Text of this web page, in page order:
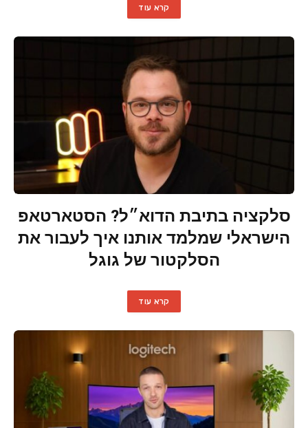
קרא עוד
סלקציה בתיבת הדוא״ל? הסטארטאפ
הישראלי שמלמד אותנו איך לעבור את
הסלקטור של גוגל
קרא עוד